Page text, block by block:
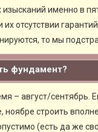
именно в
отсутствии
то мы
фундамент?
– август/сентябрь.
ноябре строить
(есть да же